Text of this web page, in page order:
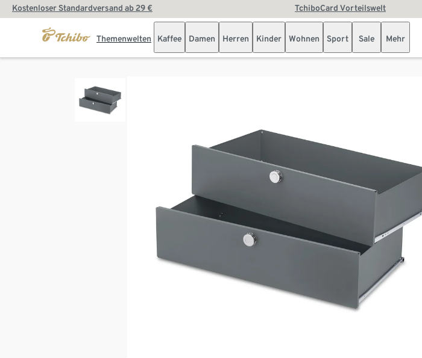
Kostenloser Standardversand ab 29 € TchiboCard Vorteilswelt
Themenwelten Kaffee Damen Herren Kinder Wohnen Sport Sale Mehr